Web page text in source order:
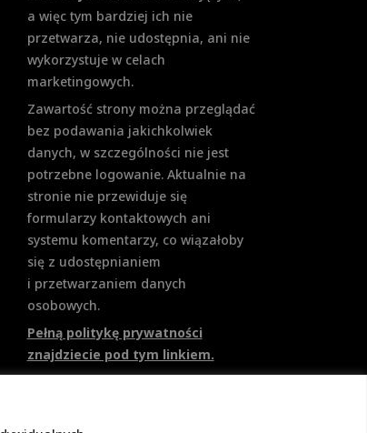
a więc tym bardziej ich nie
przetwarza, nie udostępnia, ani nie
wykorzystuje w celach
marketingowych.
Zawartość strony można przeglądać
bez podawania jakichkolwiek
danych, w szczególności nie jest
potrzebne logowanie. Aktualnie na
stronie nie przewiduje się
formularzy kontaktowych ani
systemu komentarzy, co wiązałoby
się z udostępnianiem
i przetwarzaniem danych
osobowych.
Pełną politykę prywatności
znajdziecie pod tym linkiem.